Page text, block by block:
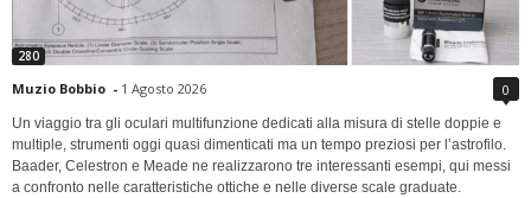
280
Muzio Bobbio - 1 Agosto 2026 0
Un viaggio tra gli oculari multifunzione dedicati alla misura di stelle doppie e
multiple, strumenti oggi quasi dimenticati ma un tempo preziosi per l’astrofilo.
Baader, Celestron e Meade ne realizzarono tre interessanti esempi, qui messi
a confronto nelle caratteristiche ottiche e nelle diverse scale graduate.